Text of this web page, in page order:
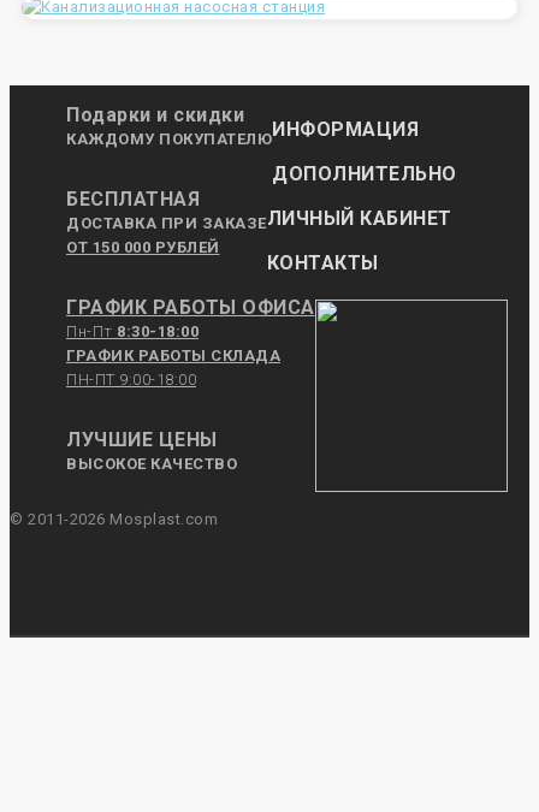
Подарки и скидки
КАЖДОМУ ПОКУПАТЕЛЮ
БЕСПЛАТНАЯ
ДОСТАВКА ПРИ ЗАКАЗЕ
ОТ 150 000 РУБЛЕЙ
ГРАФИК РАБОТЫ ОФИСА
Пн-Пт 8:30-18:00
ГРАФИК РАБОТЫ СКЛАДА
ПН-ПТ 9:00-18:00
ЛУЧШИЕ ЦЕНЫ
ВЫСОКОЕ КАЧЕСТВО
ИНФОРМАЦИЯ
ДОПОЛНИТЕЛЬНО
ЛИЧНЫЙ КАБИНЕТ
КОНТАКТЫ
© 2011-2026 Mosplast.com